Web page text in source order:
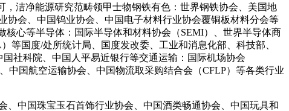
洁净能源研究范畴领甲士物钢铁有色：世界钢铁协会、美国地
协会、中国钨业协会、中国电子材料行业协会覆铜板材料分会等
心等半导体：国际半导体和材料协会（SEMI）、世界半导体商
等国度/处所统计局、国度发改委、工业和消息化部、科技部、
社科院、中国人平易近银行等交通运输：国际机场协会
中国航空运输协会、中国物流取采购结合会（CFLP）等各类行业
中国珠宝玉石首饰行业协会、中国酒类畅通协会、中国玩具和